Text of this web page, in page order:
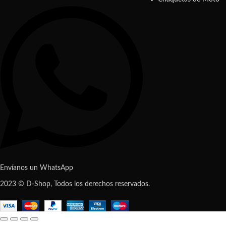
Envíanos un WhatsApp
2023 © D-Shop, Todos los derechos reservados.